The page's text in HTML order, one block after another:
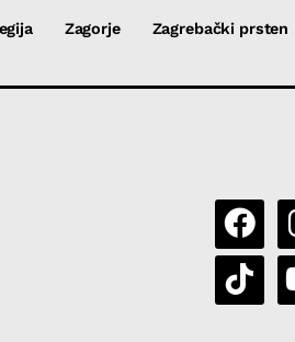
Zagorje Zagrebački prsten